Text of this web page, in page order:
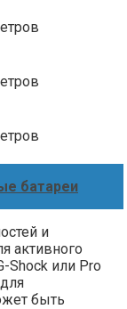
батареи
и
активного
Shock или Pro
быть